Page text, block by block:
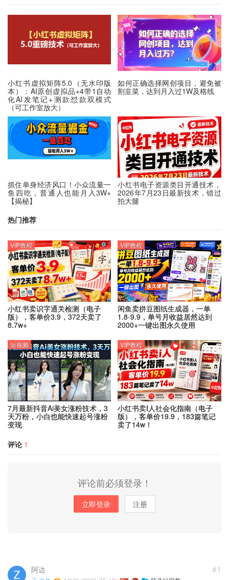
小红书虚拟矩阵5.0（无水印版
本）：AI原创虚拟品+4带1自动
化AI发笔记+测款怼款双模式
（可工作室放大）
如何正确选择网创项目，避免被
割韭菜，达到月入过1W及格线
抓住单身经济风口！小众流量一
鱼四吃，普通人也能月入3W+
【揭秘】
小红书电子资源类目开通技术，
2026年7月23日最新技术，错过
拍大腿
热门推荐
小红书卖识字通关检测（电子
版），客单价3.9，372天卖了
8.7w+
VIP教程
闲鱼卖拼豆图纸生成器，一单
1.8-9.9，单号月收益居然达到
2000+一键出图永久使用
VIP教程
7月最新抖音Ai美女涨粉技术，3
天万粉，小白也能快速起号涨粉
变现
短视频
小红书卖I人社会化指南（电子
版），客单价19.9，183篇笔记
卖了14w！
VIP教程
评论 1
评论前必须登录！
立即登录 注册
#1
阿达